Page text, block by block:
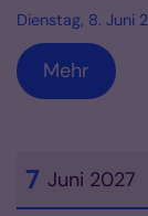
Dienstag, 8. Juni
Mehr
7 Juni 2027